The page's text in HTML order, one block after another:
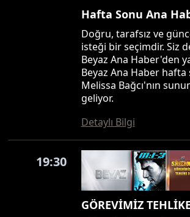
Hafta Sonu Ana
Doğru, tarafsız ve
isteği bir seçimdir. Siz
Beyaz Ana Haber'den
Beyaz Ana Haber hafta
Melissa Bağcı'nın
geliyor.
Detaylı Bilgi
19:30
GÖREVİMİZ